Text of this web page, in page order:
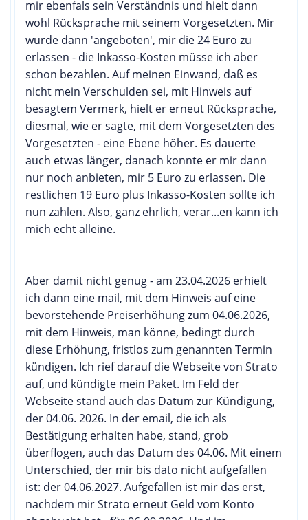
mir ebenfals sein Verständnis und hielt dann
wohl Rücksprache mit seinem Vorgesetzten. Mir
wurde dann 'angeboten', mir die 24 Euro zu
erlassen - die Inkasso-Kosten müsse ich aber
schon bezahlen. Auf meinen Einwand, daß es
nicht mein Verschulden sei, mit Hinweis auf
besagtem Vermerk, hielt er erneut Rücksprache,
diesmal, wie er sagte, mit dem Vorgesetzten des
Vorgesetzten - eine Ebene höher. Es dauerte
auch etwas länger, danach konnte er mir dann
nur noch anbieten, mir 5 Euro zu erlassen. Die
restlichen 19 Euro plus Inkasso-Kosten sollte ich
nun zahlen. Also, ganz ehrlich, verar...en kann ich
mich echt alleine.
Aber damit nicht genug - am 23.04.2026 erhielt
ich dann eine mail, mit dem Hinweis auf eine
bevorstehende Preiserhöhung zum 04.06.2026,
mit dem Hinweis, man könne, bedingt durch
diese Erhöhung, fristlos zum genannten Termin
kündigen. Ich rief darauf die Webseite von Strato
auf, und kündigte mein Paket. Im Feld der
Webseite stand auch das Datum zur Kündigung,
der 04.06. 2026. In der email, die ich als
Bestätigung erhalten habe, stand, grob
überflogen, auch das Datum des 04.06. Mit einem
Unterschied, der mir bis dato nicht aufgefallen
ist: der 04.06.2027. Aufgefallen ist mir das erst,
nachdem mir Strato erneut Geld vom Konto